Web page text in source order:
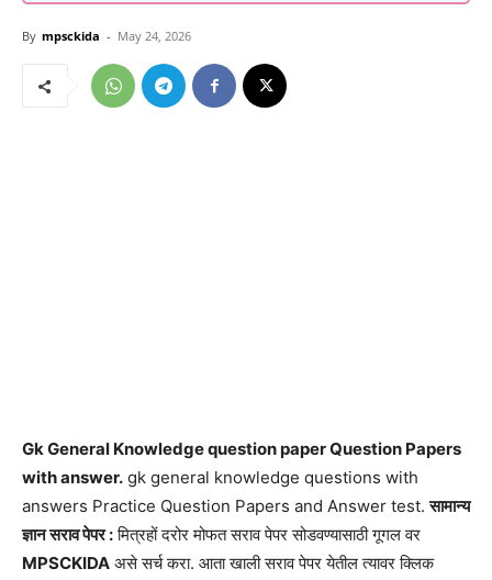
By mpsckida - May 24, 2026
Gk General Knowledge question paper Question Papers
with answer. gk general knowledge questions with
answers Practice Question Papers and Answer test.सामान्य
ज्ञान सराव पेपर :मित्रहों दरोर मोफत सराव पेपर सोडवण्यासाठी गूगल वर
MPSCKIDA असे सर्च करा. आता खाली सराव पेपर येतील त्यावर क्लिक